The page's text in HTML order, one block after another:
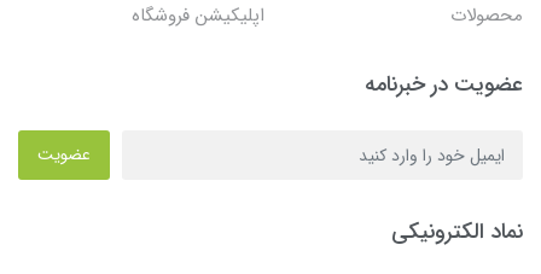
محصولات
اپلیکیشن فروشگاه
عضویت در خبرنامه
عضویت
نماد الکترونیکی